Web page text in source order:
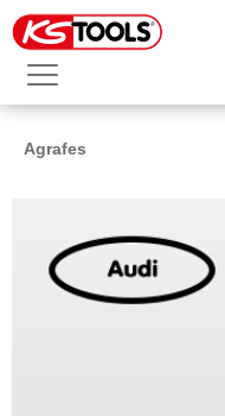
Agrafes